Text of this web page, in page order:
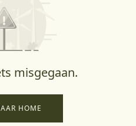
misgegaan.
HOME